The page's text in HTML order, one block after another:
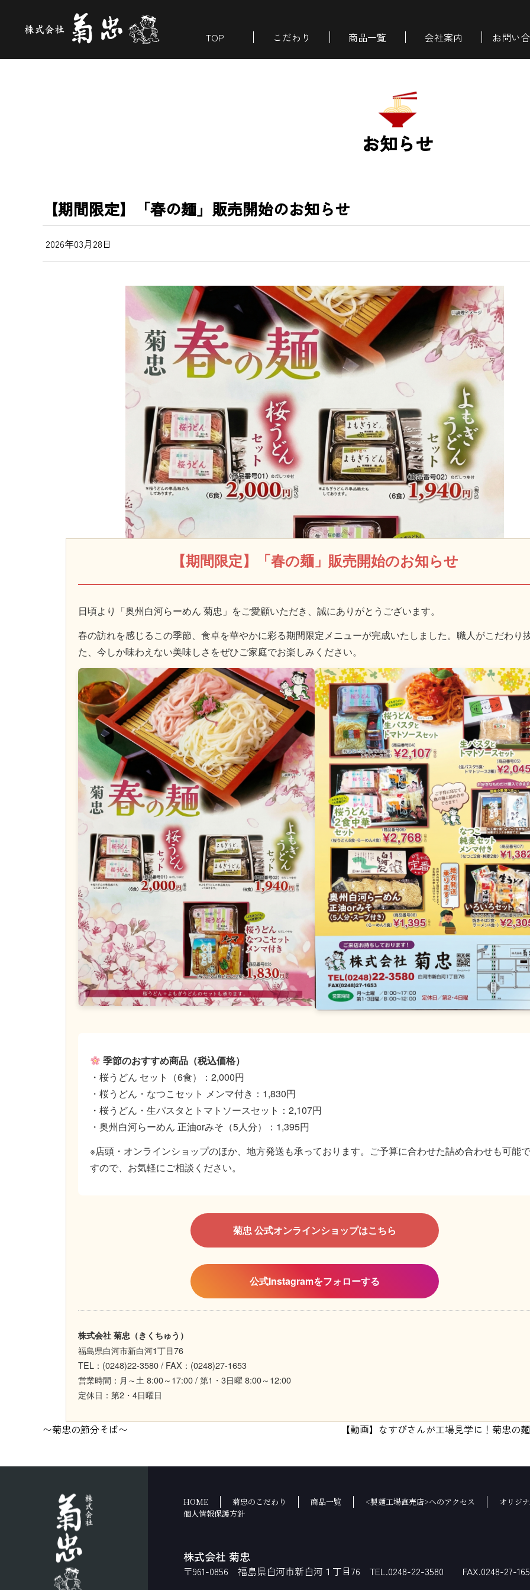
TOP こだわり 商品一覧 会社案内 お問い
お知らせ
【期間限定】「春の麺」販売開始のお知らせ
2026年03月28日
【期間限定】「春の麺」販売開始のお知らせ
日頃より「奥州白河らーめん 菊忠」をご愛顧いただき、誠にありがとうございます。
春の訪れを感じるこの季節、食卓を華やかに彩る期間限定メニューが完成いたしました。職人がこだわり
た、今しか味わえない美味しさをぜひご家庭でお楽しみください。
季節のおすすめ商品（税込価格）
・桜うどん セット（6食）：2,000円
・桜うどん・なつこセット メンマ付き：1,830円
・桜うどん・生パスタとトマトソースセット：2,107円
・奥州白河らーめん 正油orみそ（5人分）：1,395円
※店頭・オンラインショップのほか、地方発送も承っております。ご予算に合わせた詰め合わせも可能で
すので、お気軽にご相談ください。
菊忠 公式オンラインショップはこちら
公式Instagramをフォローする
株式会社 菊忠（きくちゅう）
福島県白河市新白河1丁目76
TEL：(0248)22-3580 / FAX：(0248)27-1653
営業時間：月～土 8:00～17:00 / 第1・3日曜 8:00～12:00
定休日：第2・4日曜日
〜菊忠の節分そば〜 【動画】なすびさんが工場見学に！菊忠の
HOME 菊忠のこだわり 商品一覧 <製麺工場直売店>へのアクセス
オリジ
個人情報保護方針
株式会社 菊忠
〒961-0856 福島県白河市新白河１丁目76 TEL.0248-22-3580 FAX.0248-27-